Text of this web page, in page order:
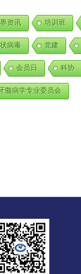
资讯 培训班
病毒 党建
会员日 科协
髓病学专业委员会